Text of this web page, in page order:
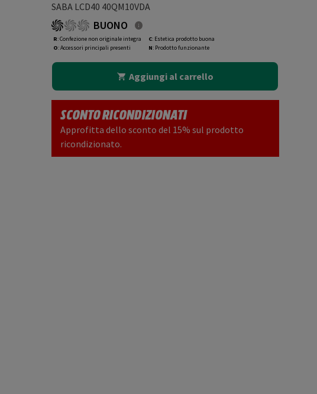
SABA LCD40 40QM10VDA
BUONO
R: Confezione non originale integra
O: Accessori principali presenti
C: Estetica prodotto buona
N: Prodotto funzionante
Aggiungi al carrello
SCONTO RICONDIZIONATI
Approfitta dello sconto del 15% sul prodotto
ricondizionato.